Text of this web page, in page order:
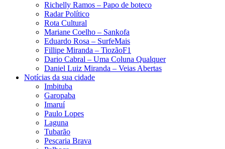
Richelly Ramos​ – Papo de boteco
Radar Político
Rota Cultural
Mariane Coelho – Sankofa
Eduardo Rosa​ – SurfeMais
Fillipe Miranda – TiozãoF1
Dario Cabral – Uma Coluna Qualquer
Daniel Luiz Miranda – Veias Abertas
Notícias da sua cidade
Imbituba
Garopaba
Imaruí
Paulo Lopes
Laguna
Tubarão
Pescaria Brava